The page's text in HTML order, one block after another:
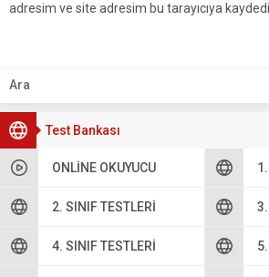
Test Bankası
ONLINE OKUYUCU
2. SINIF TESTLERI
4. SINIF TESTLERI
adresim ve site adresim bu tarayıcıya